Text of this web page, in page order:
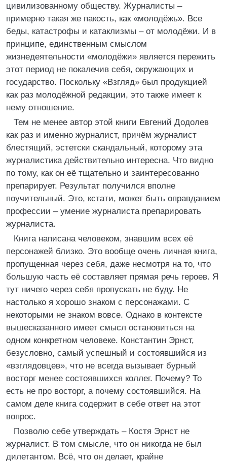
цивилизованному обществу. Журналисты –
примерно такая же пакость, как «молодёжь». Все
беды, катастрофы и катаклизмы – от молодёжи. И в
принципе, единственным смыслом
жизнедеятельности «молодёжи» является пережить
этот период не покалечив себя, окружающих и
государство. Поскольку «Взгляд» был продукцией
как раз молодёжной редакции, это также имеет к
нему отношение.
Тем не менее автор этой книги Евгений Додолев
как раз и именно журналист, причём журналист
блестящий, эстетски скандальный, которому эта
журналистика действительно интересна. Что видно
по тому, как он её тщательно и заинтересованно
препарирует. Результат получился вполне
поучительный. Это, кстати, может быть оправданием
профессии – умение журналиста препарировать
журналиста.
Книга написана человеком, знавшим всех её
персонажей близко. Это вообще очень личная книга,
пропущенная через себя, даже несмотря на то, что
большую часть её составляет прямая речь героев. Я
тут ничего через себя пропускать не буду. Не
настолько я хорошо знаком с персонажами. С
некоторыми не знаком вовсе. Однако в контексте
вышесказанного имеет смысл остановиться на
одном конкретном человеке. Константин Эрнст,
безусловно, самый успешный и состоявшийся из
«взглядовцев», что не всегда вызывает бурный
восторг менее состоявшихся коллег. Почему? То
есть не про восторг, а почему состоявшийся. На
самом деле книга содержит в себе ответ на этот
вопрос.
Позволю себе утверждать – Костя Эрнст не
журналист. В том смысле, что он никогда не был
дилетантом. Всё, что он делает, крайне